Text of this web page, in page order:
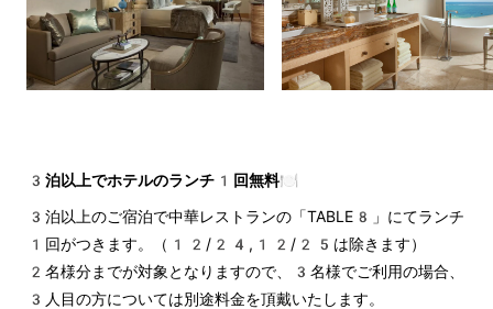
3泊以上でホテルのランチ1回無料🍽️
3泊以上のご宿泊で中華レストランの「TABLE8」にてランチ
1回がつきます。（12/24,12/25は除きます）
2名様分までが対象となりますので、3名様でご利用の場合、
3人目の方については別途料金を頂戴いたします。